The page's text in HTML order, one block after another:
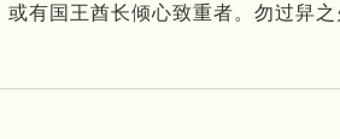
或有国王酋长倾心致重者。 勿过舁之